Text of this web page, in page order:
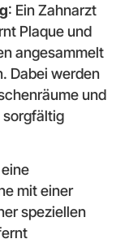
: Ein Zahnarzt
Plaque und
angesammelt
Dabei werden
und
sorgfältig
mit einer
speziellen